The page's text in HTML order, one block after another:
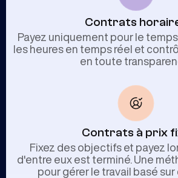
Contrats
Payez uniquement pour le
les heures en temps réel et
en toute
Contrats à prix
Fixez des objectifs et payez
d'entre eux est terminé. Une
pour gérer le travail basé sur